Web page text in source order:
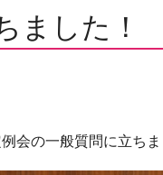
ました！
会の一般質問に立ちま